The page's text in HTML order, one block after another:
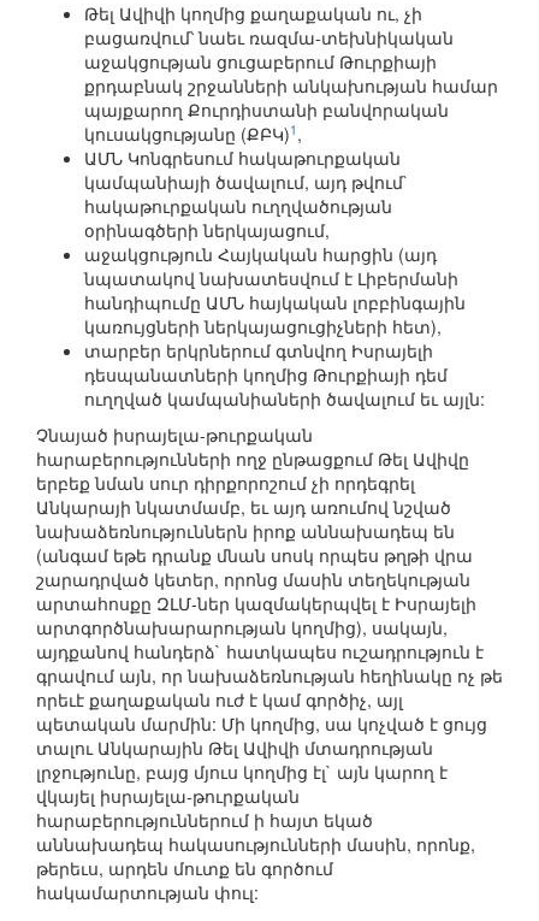
Թել Ավիվի կողմից քաղաքական ու, չի
բացառվում՝ նաեւ ռազմա-տեխնիկական
աջակցության ցուցաբերում Թուրքիայի
քրդաբնակ շրջանների անկախության համար
պայքարող Քուրդիստանի բանվորական
կուսակցությանը (ՔԲԿ)1 ,
ԱՄՆ Կոնգրեսում հակաթուրքական
կամպանիայի ծավալում, այդ թվում`
հակաթուրքական ուղղվածության
օրինագծերի ներկայացում,
աջակցություն Հայկական հարցին (այդ
նպատակով նախատեսվում է Լիբերմանի
հանդիպումը ԱՄՆ հայկական լոբբինգային
կառույցների ներկայացուցիչների հետ),
տարբեր երկրներում գտնվող Իսրայելի
դեսպանատների կողմից Թուրքիայի դեմ
ուղղված կամպանիաների ծավալում եւ այլն:
Չնայած իսրայելա-թուրքական
հարաբերությունների ողջ ընթացքում Թել Ավիվը
երբեք նման սուր դիրքորոշում չի որդեգրել
Անկարայի նկատմամբ, եւ այդ առումով նշված
նախաձեռնություններն իրոք աննախադեպ են
(անգամ եթե դրանք մնան սոսկ որպես թղթի վրա
շարադրված կետեր, որոնց մասին տեղեկության
արտահոսքը ԶԼՄ-ներ կազմակերպվել է Իսրայելի
արտգործնախարարության կողմից), սակայն,
այդքանով հանդերձ` հատկապես ուշադրություն է
գրավում այն, որ նախաձեռնության հեղինակը ոչ թե
որեւէ քաղաքական ուժ է կամ գործիչ, այլ
պետական մարմին: Մի կողմից, սա կոչված է ցույց
տալու Անկարային Թել Ավիվի մտադրության
լրջությունը, բայց մյուս կողմից էլ` այն կարող է
վկայել իսրայելա-թուրքական
հարաբերություններում ի հայտ եկած
աննախադեպ հակասությունների մասին, որոնք,
թերեւս, արդեն մուտք են գործում
հակամարտության փուլ: